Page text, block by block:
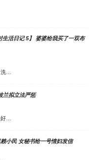
生活日记 5】 婆婆给我买了一双布
洗…
兰拟立法严惩
…
小民 女秘书给一号情妇发信